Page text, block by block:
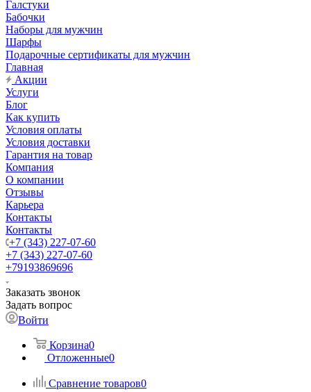
Галстуки
Бабочки
Наборы для мужчин
Шарфы
Подарочные сертификаты для мужчин
Главная
Акции
Услуги
Блог
Как купить
Условия оплаты
Условия доставки
Гарантия на товар
Компания
О компании
Отзывы
Карьера
Контакты
Контакты
+7 (343) 227-07-60
+7 (343) 227-07-60
+79193869696
Заказать звонок
Задать вопрос
Войти
Корзина0
Отложенные0
Сравнение товаров0